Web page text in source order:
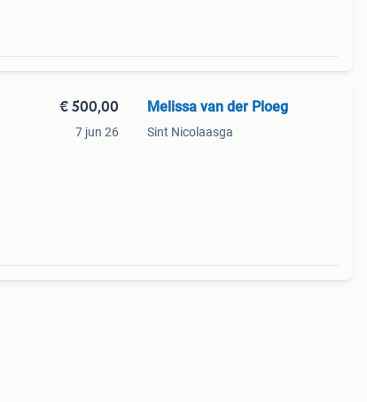
€ 500,00
7 jun 26
Melissa van der Ploeg
Sint Nicolaasga